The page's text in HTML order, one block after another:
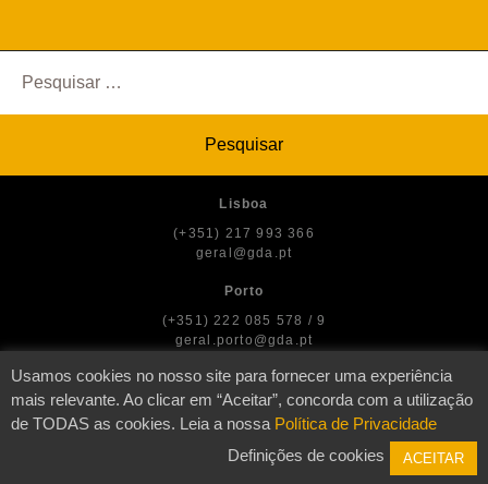
por:
Lisboa
(+351) 217 993 366
geral@gda.pt
Porto
(+351) 222 085 578 / 9
geral.porto@gda.pt
Usamos cookies no nosso site para fornecer uma experiência
mais relevante. Ao clicar em “Aceitar”, concorda com a utilização
de TODAS as cookies. Leia a nossa Política de Privacidade
Definições de cookies
ACEITAR